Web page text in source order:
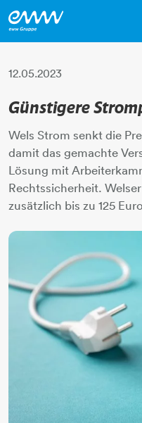
12.05.2023
Günstigere
Wels Strom senkt die
damit das gemachte
Lösung mit
Rechtssicherheit.
zusätzlich bis zu 125